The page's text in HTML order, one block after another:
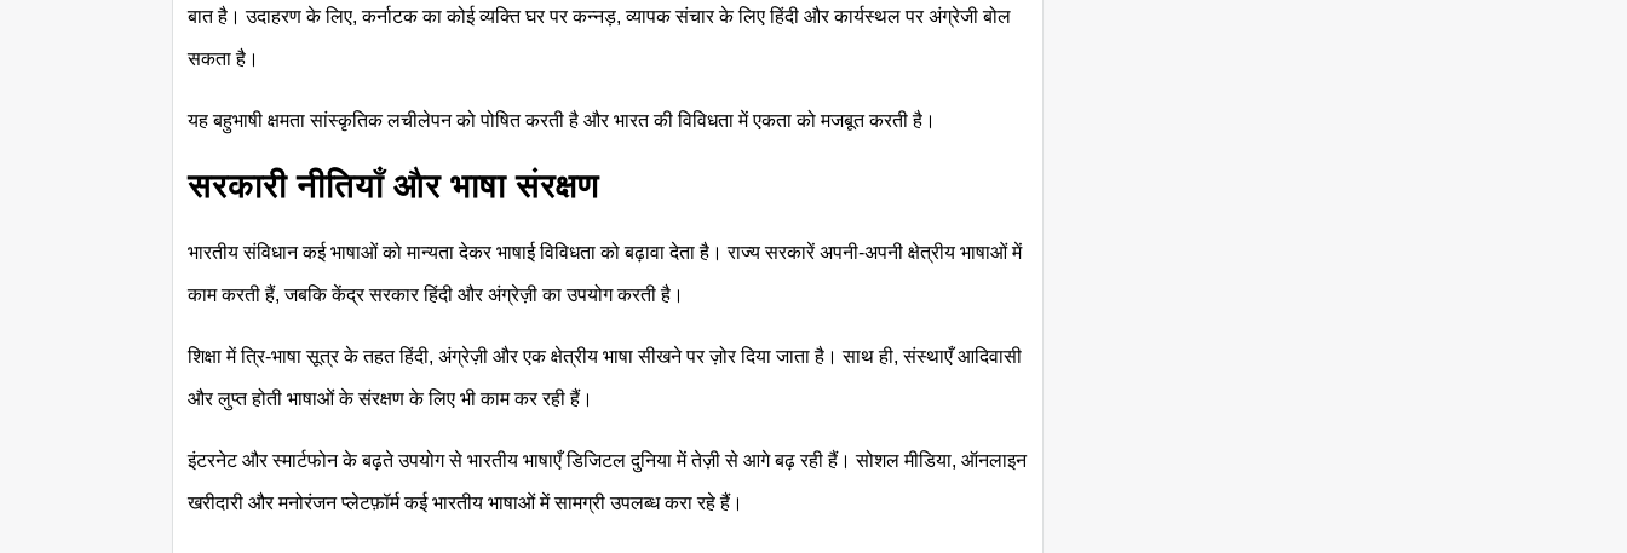
बात है। उदाहरण के लिए, कर्नाटक का कोई व्यक्ति घर पर कन्नड़, व्यापक संचार के लिए हिंदी और कार्यस्थल पर अंग्रेजी बोल
सकता है।
यह बहुभाषी क्षमता सांस्कृतिक लचीलेपन को पोषित करती है और भारत की विविधता में एकता को मजबूत करती है।
सरकारी नीतियाँ और भाषा संरक्षण
भारतीय संविधान कई भाषाओं को मान्यता देकर भाषाई विविधता को बढ़ावा देता है। राज्य सरकारें अपनी-अपनी क्षेत्रीय भाषाओं में
काम करती हैं, जबकि केंद्र सरकार हिंदी और अंग्रेज़ी का उपयोग करती है।
शिक्षा में त्रि-भाषा सूत्र के तहत हिंदी, अंग्रेज़ी और एक क्षेत्रीय भाषा सीखने पर ज़ोर दिया जाता है। साथ ही, संस्थाएँ आदिवासी
और लुप्त होती भाषाओं के संरक्षण के लिए भी काम कर रही हैं।
इंटरनेट और स्मार्टफोन के बढ़ते उपयोग से भारतीय भाषाएँ डिजिटल दुनिया में तेज़ी से आगे बढ़ रही हैं। सोशल मीडिया, ऑनलाइन
खरीदारी और मनोरंजन प्लेटफ़ॉर्म कई भारतीय भाषाओं में सामग्री उपलब्ध करा रहे हैं।